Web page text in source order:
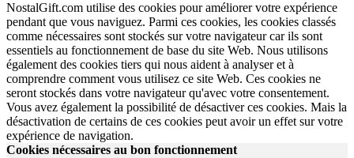
NostalGift.com utilise des cookies pour améliorer votre expérience
pendant que vous naviguez. Parmi ces cookies, les cookies classés
comme nécessaires sont stockés sur votre navigateur car ils sont
essentiels au fonctionnement de base du site Web. Nous utilisons
également des cookies tiers qui nous aident à analyser et à
comprendre comment vous utilisez ce site Web. Ces cookies ne
seront stockés dans votre navigateur qu'avec votre consentement.
Vous avez également la possibilité de désactiver ces cookies. Mais la
désactivation de certains de ces cookies peut avoir un effet sur votre
expérience de navigation.
Cookies nécessaires au bon fonctionnement